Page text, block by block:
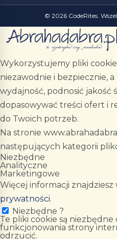
© 2026 CodeRites.
Wykorzystujemy pliki
niezawodnie i bezpiecznie,
wydajność, podnosić jakość
dopasowywać treści ofert i
do Twoich potrzeb.
Na stronie
następujących kategorii
Niezbędne
Analityczne
Marketingowe
Więcej informacji znajdziesz
prywatności.
Niezbędne ?
Te pliki cookie są niezbędne
funkcjonowania strony
odrzucić.